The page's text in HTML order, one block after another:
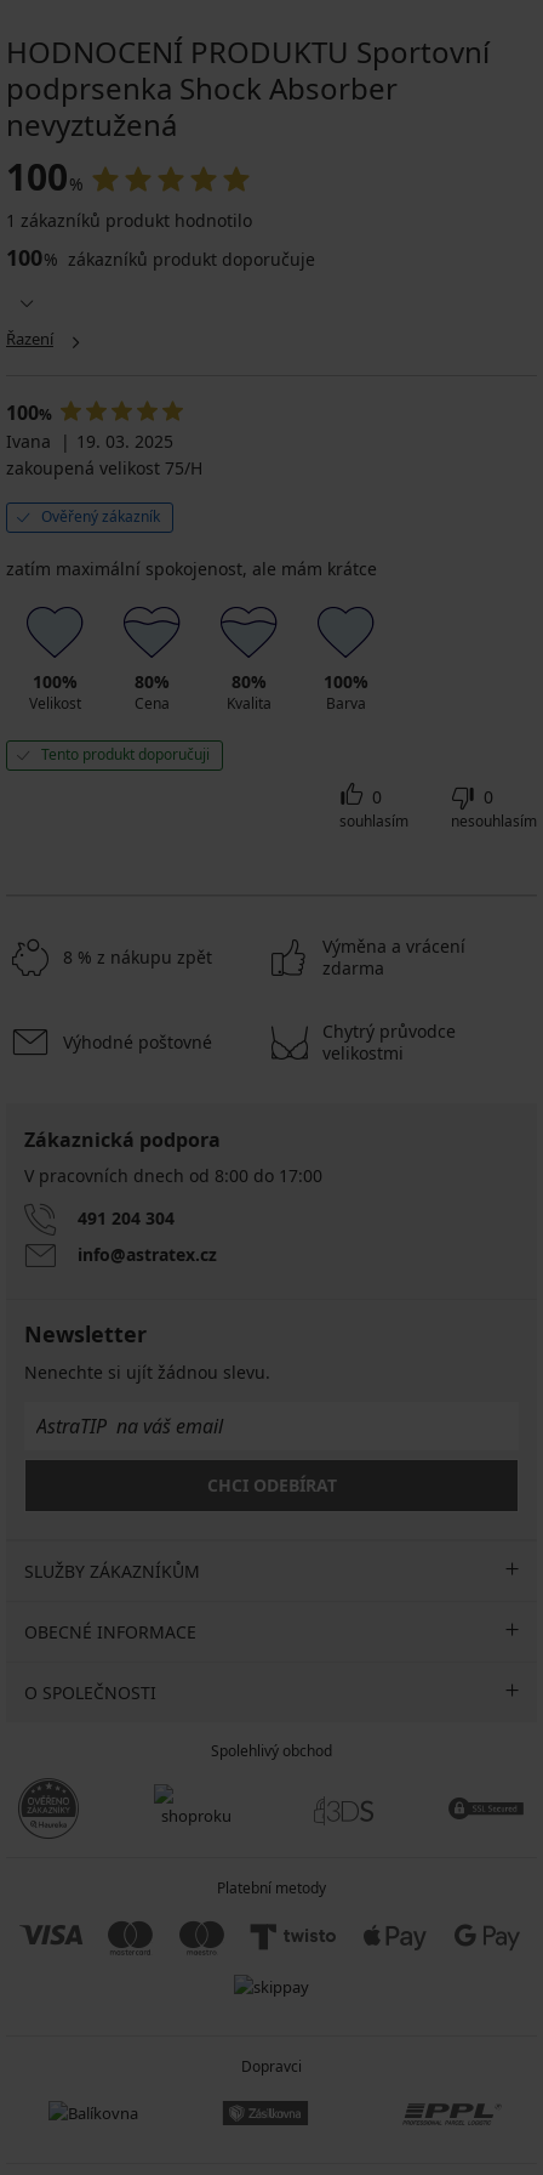
HODNOCENÍ PRODUKTU Sportovní
podprsenka Shock Absorber
nevyztužená
100%
1 zákazníků produkt hodnotilo
100% zákazníků produkt doporučuje
Řazení
100%
Ivana
19. 03. 2025
zakoupená velikost 75/H
Ověřený zákazník
zatím maximální spokojenost, ale mám krátce
100%
Velikost
80%
Cena
80%
Kvalita
100%
Barva
Tento produkt doporučuji
0
souhlasím
0
nesouhlasím
8 % z nákupu zpět
Výměna a vrácení
zdarma
Výhodné poštovné
Chytrý průvodce
velikostmi
Zákaznická podpora
V pracovních dnech od 8:00 do 17:00
491 204 304
info@astratex.cz
Newsletter
Nenechte si ujít žádnou slevu.
CHCI ODEBÍRAT
SLUŽBY ZÁKAZNÍKŮM
OBECNÉ INFORMACE
O SPOLEČNOSTI
Spolehlivý obchod
Platební metody
Dopravci